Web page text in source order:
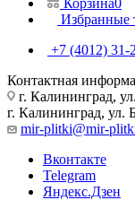
Корзина0
Избранные
+7 (4012) 31-
Контактная
г. Калининград,
г. Калининград, ул.
mir-plitki@mir-
Вконтакте
Telegram
Яндекс.Дзен